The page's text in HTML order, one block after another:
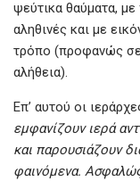
ψεύτικα θαύματα,
αληθινές και με
τρόπο (προφανώς σε
αλήθεια).
Επ’ αυτού οι
εμφανίζουν ιερά
και παρουσιάζουν
φαινόμενα.